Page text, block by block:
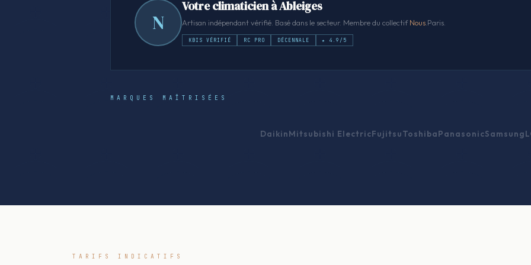
N
Votre climaticien à Ableiges
Artisan indépendant vérifié. Basé dans le secteur. Membre du collectifNous.Paris.
KBIS VÉRIFIÉ RC PRO DÉCENNALE ★ 4.9/5
MARQUES MAÎTRISÉES
DaikinMitsubishi ElectricFujitsuToshibaPanasonicSamsung
TARIFS INDICATIFS